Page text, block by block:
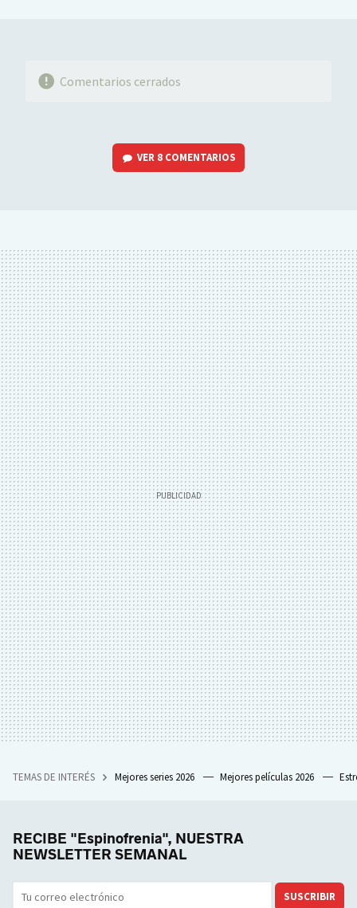
Comentarios cerrados
VER 8 COMENTARIOS
TEMAS DE INTERÉS Mejores series 2026 Mejores películas 2026
RECIBE "Espinofrenia", NUESTRA
NEWSLETTER SEMANAL
SUSCRIBIR